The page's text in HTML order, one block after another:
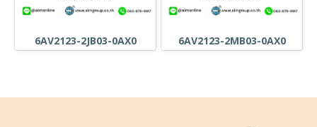
6AV2123-2JB03-0AX0 6AV2123-2MB03-0AX0